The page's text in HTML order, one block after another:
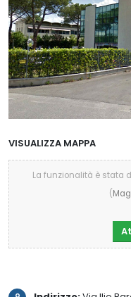
VISUALIZZA MAPPA
La funzionalità è stata
(